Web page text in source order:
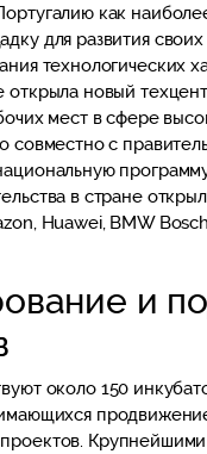
как
для развития
технологических
открыла новый
мест в сфере
совместно с
в стране
Huawei, BMW
и
около 150